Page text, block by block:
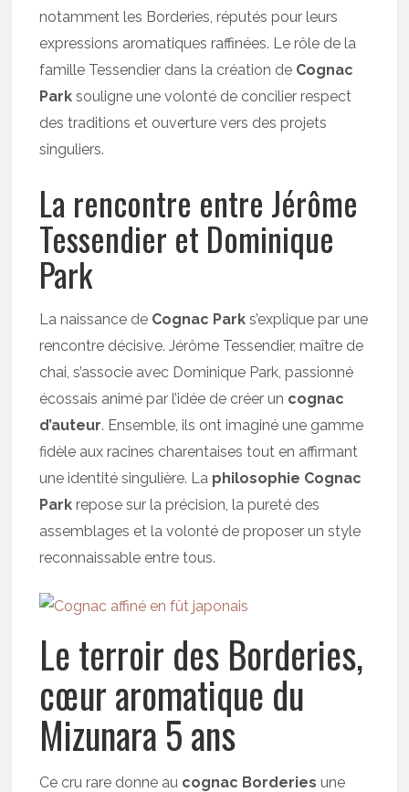
notamment les Borderies, réputés pour leurs
expressions aromatiques raffinées. Le rôle de la
famille Tessendier dans la création de Cognac
Park souligne une volonté de concilier respect
des traditions et ouverture vers des projets
singuliers.
La rencontre entre Jérôme
Tessendier et Dominique
Park
La naissance de Cognac Park s’explique par une
rencontre décisive. Jérôme Tessendier, maître de
chai, s’associe avec Dominique Park, passionné
écossais animé par l’idée de créer un cognac
d’auteur. Ensemble, ils ont imaginé une gamme
fidèle aux racines charentaises tout en affirmant
une identité singulière. La philosophie Cognac
Park repose sur la précision, la pureté des
assemblages et la volonté de proposer un style
reconnaissable entre tous.
Le terroir des Borderies,
cœur aromatique du
Mizunara 5 ans
Ce cru rare donne au cognac Borderies une